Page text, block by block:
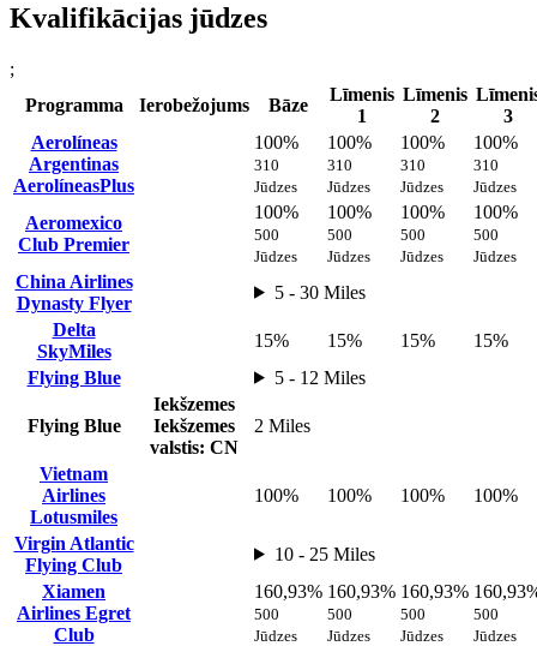
Kvalifikācijas jūdzes
;
Programma
Ierobežojums Bāze
Līmenis
1
Līmenis
2
3
Aerolíneas
Argentinas
AerolíneasPlus
100%
310
Jūdzes
100%
310
Jūdzes
100%
310
Jūdzes
100%
310
Jūdzes
Aeromexico
Club Premier
100%
500
Jūdzes
100%
500
Jūdzes
100%
500
Jūdzes
100%
500
Jūdzes
China Airlines
Dynasty Flyer
5 - 30 Miles
Delta
SkyMiles
15% 15% 15%
15%
Flying Blue
5 - 12 Miles
Flying Blue
Iekšzemes
Iekšzemes
valstis: CN
2 Miles
Vietnam
Airlines
Lotusmiles
100% 100% 100% 100%
Virgin Atlantic
Flying Club
10 - 25 Miles
Xiamen
Airlines Egret
Club
160,93%
500
Jūdzes
160,93%
500
Jūdzes
160,93%
500
Jūdzes
500
Jūdzes